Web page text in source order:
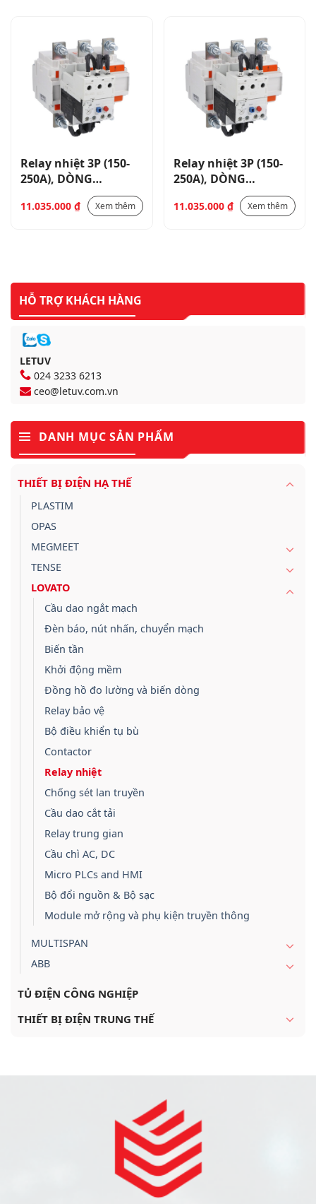
Relay nhiệt 3P (150-
250A), DÒNG
RF420_RF420250
11.035.000 ₫ Xem thêm
Relay nhiệt 3P (150-
250A), DÒNG
RF420_RF420250
11.035.000 ₫ Xem thêm
HỖ TRỢ KHÁCH HÀNG
LETUV
024 3233 6213
ceo@letuv.com.vn
DANH MỤC SẢN PHẨM
THIẾT BỊ ĐIỆN HẠ THẾ
PLASTIM
OPAS
MEGMEET
TENSE
LOVATO
Cầu dao ngắt mạch
Đèn báo, nút nhấn, chuyển mạch
Biến tần
Khởi động mềm
Đồng hồ đo lường và biến dòng
Relay bảo vệ
Bộ điều khiển tụ bù
Contactor
Relay nhiệt
Chống sét lan truyền
Cầu dao cắt tải
Relay trung gian
Cầu chì AC, DC
Micro PLCs and HMI
Bộ đổi nguồn & Bộ sạc
Module mở rộng và phụ kiện truyền thông
MULTISPAN
ABB
TỦ ĐIỆN CÔNG NGHIỆP
THIẾT BỊ ĐIỆN TRUNG THẾ